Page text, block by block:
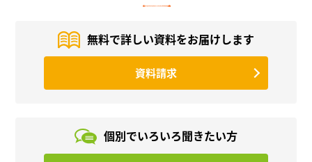
無料で詳しい資料をお届けします
資料請求
個別でいろいろ聞きたい方